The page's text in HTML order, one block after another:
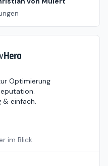
Optimierung
& einfach.
im Blick.